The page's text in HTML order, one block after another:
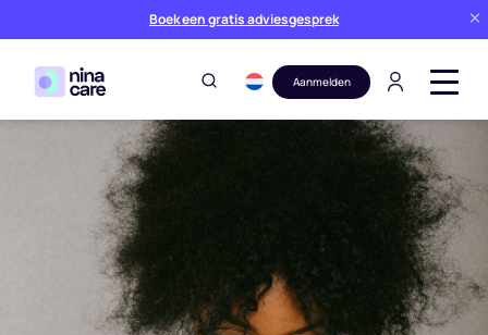
Boek een gratis adviesgesprek
Aanmelden